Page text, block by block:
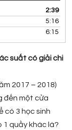
2:39
5:16
6:15
suất có giải chi
2017 – 2018)
đến một cửa
có 3 học sinh
1 quầy khác là?